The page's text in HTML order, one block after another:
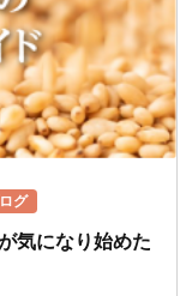
グ
気になり始めた